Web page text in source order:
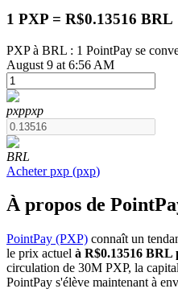
Futures USDT
Futures COIN-M
Contrats à terme sur
1 PXP = R$0.13516 BRL
PXP à BRL : 1 PointPay se
August 9 at 6:56 AM
pxppxp
BRL
Acheter pxp (pxp)
À propos de
PointPay (PXP) connaît un
le prix actuel à R$0.13516 BRL
circulation de 30M PXP, la
PointPay s'élève maintenant à